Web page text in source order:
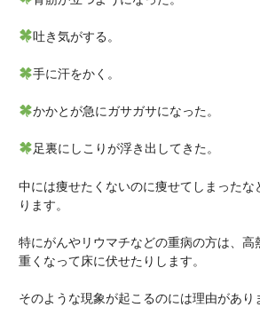
吐き気がする。
手に汗をかく。
かかとが急にガサガサになった。
足裏にしこりが浮き出してきた。
中には痩せたくないのに痩せてしまったな
ります。
特にがんやリウマチなどの重病の方は、高
重くなって床に伏せたりします。
そのような現象が起こるのには理由があり